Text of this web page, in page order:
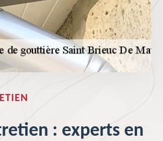
: experts en